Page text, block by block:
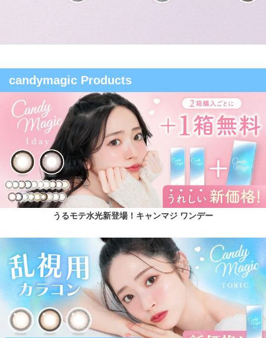
candymagic Products
うるモテ水光新登場！キャンマジ ワンデー